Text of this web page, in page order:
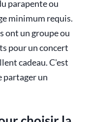
parapente ou
minimum requis.
ont un groupe ou
pour un concert
cadeau. C'est
partager un